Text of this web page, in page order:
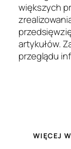
większych
artykułów.
przeglądu
WIĘCEJ